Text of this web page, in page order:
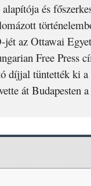
és
az Ottawai
Free Press
díjjal tüntették ki
át Budapesten a